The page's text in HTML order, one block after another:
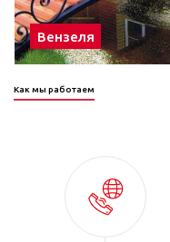
Вензеля
Как мы работаем